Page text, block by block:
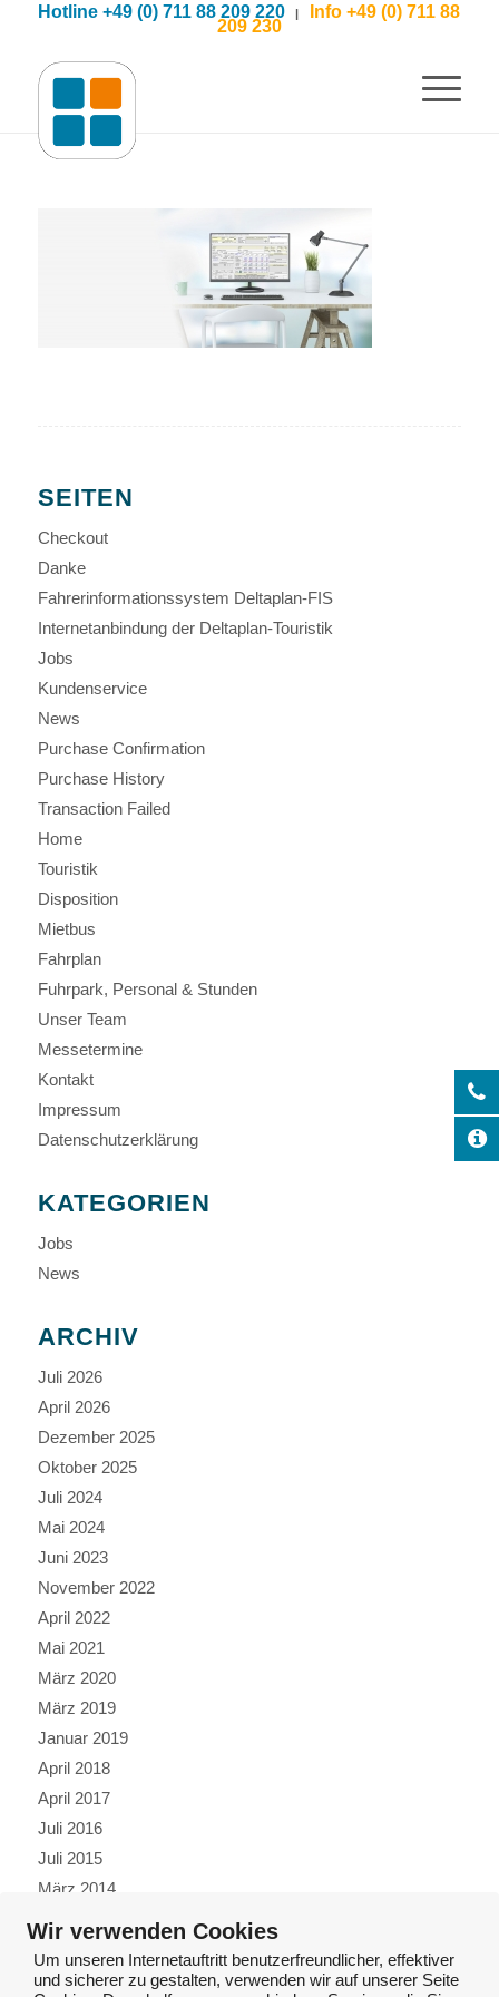
Hotline +49 (0) 711 88 209 220 | Info +49 (0) 711 88
209 230
SEITEN
Checkout
Danke
Fahrerinformationssystem Deltaplan-FIS
Internetanbindung der Deltaplan-Touristik
Jobs
Kundenservice
News
Purchase Confirmation
Purchase History
Transaction Failed
Home
Touristik
Disposition
Mietbus
Fahrplan
Fuhrpark, Personal & Stunden
Unser Team
Messetermine
Kontakt
Impressum
Datenschutzerklärung
KATEGORIEN
Jobs
News
ARCHIV
Juli 2026
April 2026
Dezember 2025
Oktober 2025
Juli 2024
Mai 2024
Juni 2023
November 2022
April 2022
Mai 2021
März 2020
März 2019
Januar 2019
April 2018
April 2017
Juli 2016
Juli 2015
März 2014
Oktober 2013
Januar 2013
Wir verwenden Cookies
Um unseren Internetauftritt benutzerfreundlicher, effektiver
und sicherer zu gestalten, verwenden wir auf unserer Seite